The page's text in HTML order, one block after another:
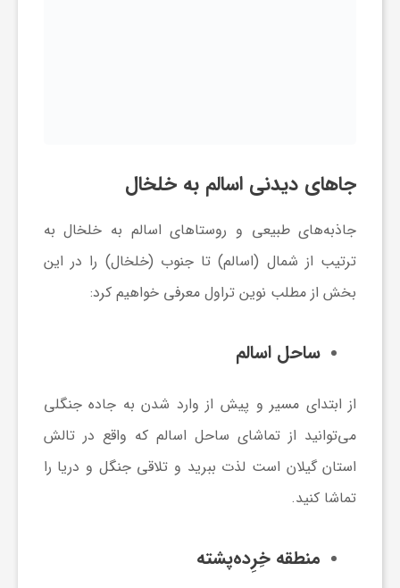
جاهای دیدنی اسالم به خلخال
جاذبه‌های طبیعی و روستاهای اسالم به خلخال به
ترتیب از شمال (اسالم) تا جنوب (خلخال) را در این
بخش از مطلب نوین تراول معرفی خواهیم کرد:
ساحل اسالم
از ابتدای مسیر و پیش از وارد شدن به جاده جنگلی
می‌توانید از تماشای ساحل اسالم که واقع در تالش
استان گیلان است لذت ببرید و تلاقی جنگل و دریا را
تماشا کنید.
منطقه خِرِده‌پشته